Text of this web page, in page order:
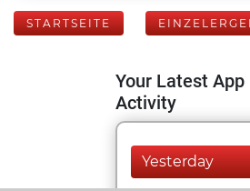
STARTSEITE
Your Latest App
Activity
Yesterday